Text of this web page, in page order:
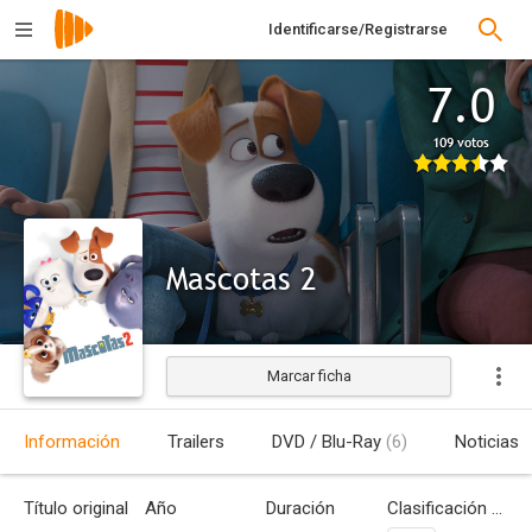
Identificarse/Registrarse
7.0
109 votos
Mascotas 2
Estrenada
Marcar ficha
Información Trailers DVD / Blu-Ray (6) Noticias
Título original Año Duración Clasificación por edades